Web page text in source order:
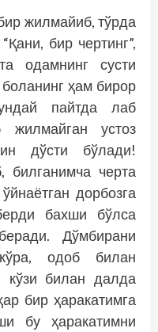
жилмайиб, тўрда
бир чертинг”,
одамнинг сусти
ҳам бирор
пайтда лаб
устоз
дўсти бўлади!
билганимча черта
дорбозга
бахши бўлса
Дўмбирани
одоб билан
кўзи билан далда
бир ҳаракатимга
бу ҳаракатимни